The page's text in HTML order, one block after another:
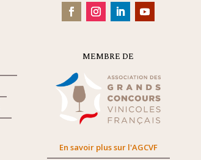
MEMBRE DE
En savoir plus sur l'AGCVF